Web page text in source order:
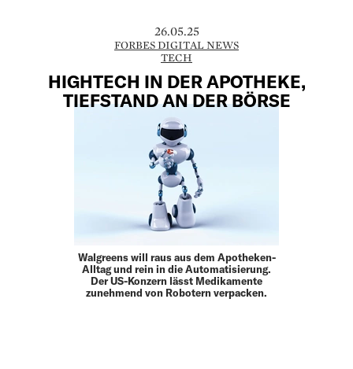
26.05.25
FORBES DIGITAL NEWS
TECH
HIGHTECH IN DER APOTHEKE,
TIEFSTAND AN DER BÖRSE
Walgreens will raus aus dem Apotheken-
Alltag und rein in die Automatisierung.
Der US-Konzern lässt Medikamente
zunehmend von Robotern verpacken.